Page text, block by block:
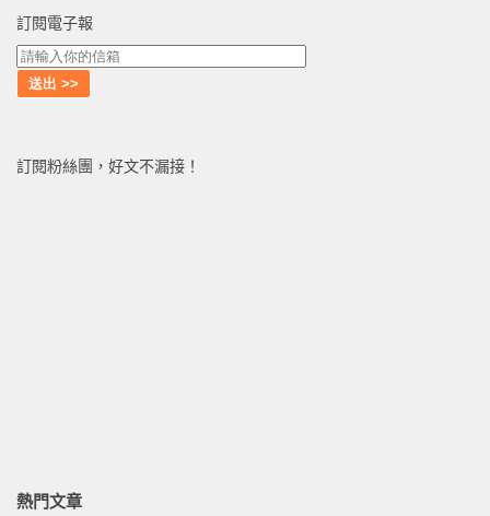
訂閱電子報
訂閱粉絲團，好文不漏接！
熱門文章